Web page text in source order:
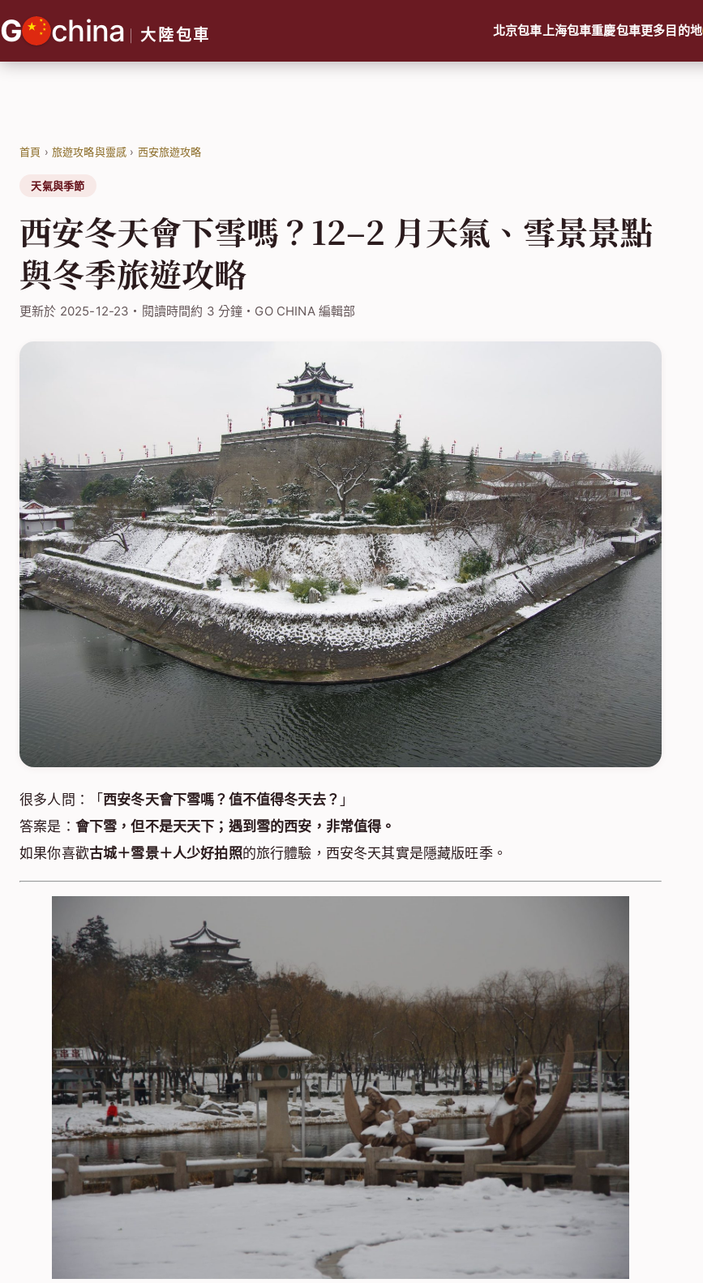
至
主
G china 大陸包車 北京包車上海包車重慶包車更多目的地
首頁 › 旅遊攻略與靈感 › 西安旅遊攻略
天氣與季節
西安冬天會下雪嗎？12–2 月天氣、雪景景點
與冬季旅遊攻略
更新於 2025-12-23・閱讀時間約 3 分鐘・GO CHINA 編輯部
很多人問：「 西安冬天會下雪嗎？值不值得冬天去？ 」
答案是： 會下雪，但不是天天下；遇到雪的西安，非常值得。
如果你喜歡古城＋雪景＋人少好拍照的旅行體驗，西安冬天其實是隱藏版旺季。